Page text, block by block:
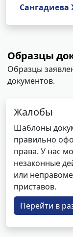
Образцы
Образцы
документов.
Жалобы
Шаблоны
правильно
права. У нас
незаконные
или
приставов.
Перейти в